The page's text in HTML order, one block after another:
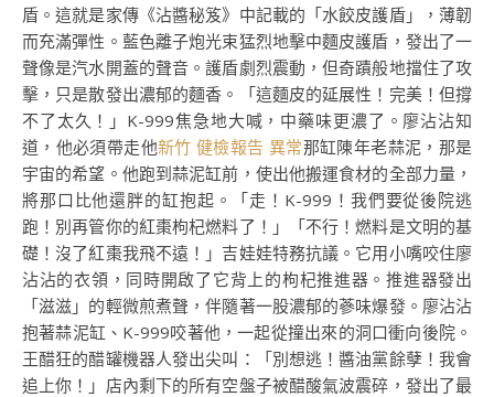
盾。這就是家傳《沾醬秘笈》中記載的「水餃皮護盾」，薄韌
而充滿彈性。藍色離子炮光束猛烈地擊中麵皮護盾，發出了一
聲像是汽水開蓋的聲音。護盾劇烈震動，但奇蹟般地擋住了攻
擊，只是散發出濃郁的麵香。「這麵皮的延展性！完美！但撐
不了太久！」K-999焦急地大喊，中藥味更濃了。廖沾沾知
道，他必須帶走他新竹 健檢報告 異常那缸陳年老蒜泥，那是
宇宙的希望。他跑到蒜泥缸前，使出他搬運食材的全部力量，
將那口比他還胖的缸抱起。「走！K-999！我們要從後院逃
跑！別再管你的紅棗枸杞燃料了！」「不行！燃料是文明的基
礎！沒了紅棗我飛不遠！」吉娃娃特務抗議。它用小嘴咬住廖
沾沾的衣領，同時開啟了它背上的枸杞推進器。推進器發出
「滋滋」的輕微煎煮聲，伴隨著一股濃郁的蔘味爆發。廖沾沾
抱著蒜泥缸、K-999咬著他，一起從撞出來的洞口衝向後院。
王醋狂的醋罐機器人發出尖叫：「別想逃！醬油黨餘孽！我會
追上你！」店內剩下的所有空盤子被醋酸氣波震碎，發出了最